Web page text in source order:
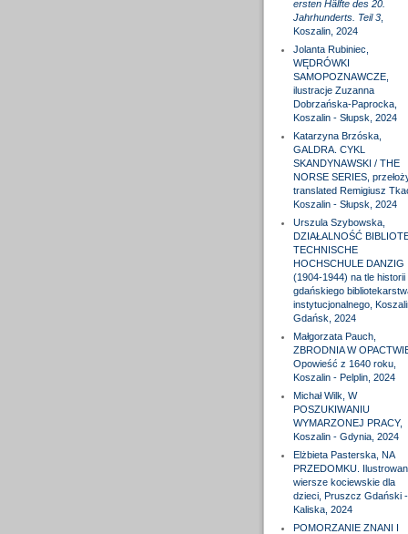
ersten Hälfte des 20.
Jahrhunderts. Teil 3,
Koszalin, 2024
Jolanta Rubiniec,
WĘDRÓWKI
SAMOPOZNAWCZE,
ilustracje Zuzanna
Dobrzańska-Paprocka,
Koszalin - Słupsk, 2024
Katarzyna Brzóska,
GALDRA. CYKL
SKANDYNAWSKI / THE
NORSE SERIES,
translated Remigiusz
Koszalin - Słupsk, 2024
Urszula Szybowska,
DZIAŁALNOŚĆ
TECHNISCHE
HOCHSCHULE DANZIG
(1904-1944) na tle historii
gdańskiego
instytucjonalnego,
Gdańsk, 2024
Małgorzata Pauch,
ZBRODNIA W
Opowieść z 1640 roku,
Koszalin - Pelplin, 2024
Michał Wilk, W
POSZUKIWANIU
WYMARZONEJ PRACY,
Koszalin - Gdynia, 2024
Elżbieta Pasterska, NA
PRZEDOMKU.
wiersze kociewskie dla
dzieci, Pruszcz Gdański -
Kaliska, 2024
POMORZANIE ZNANI I